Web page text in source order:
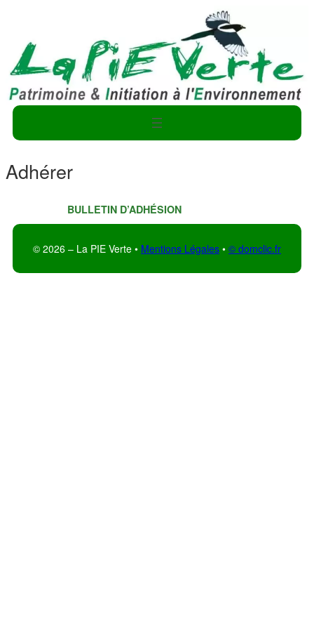
Adhérer
BULLETIN D’ADHÉSION
© 2026 – La PIE Verte • Mentions Légales • © domclic.fr